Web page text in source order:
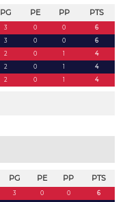
PG PE PP PTS
3 0 0
6
3 0 0
6
2 0 1
4
2 0 1
4
2 0 1 4
PG PE PP PTS
3 0 0
6